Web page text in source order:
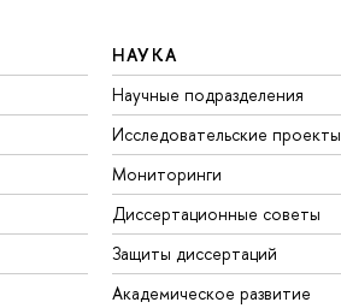
НАУКА
Научные подразделения
Исследовательские проекты
Мониторинги
Диссертационные советы
Защиты диссертаций
Академическое развитие